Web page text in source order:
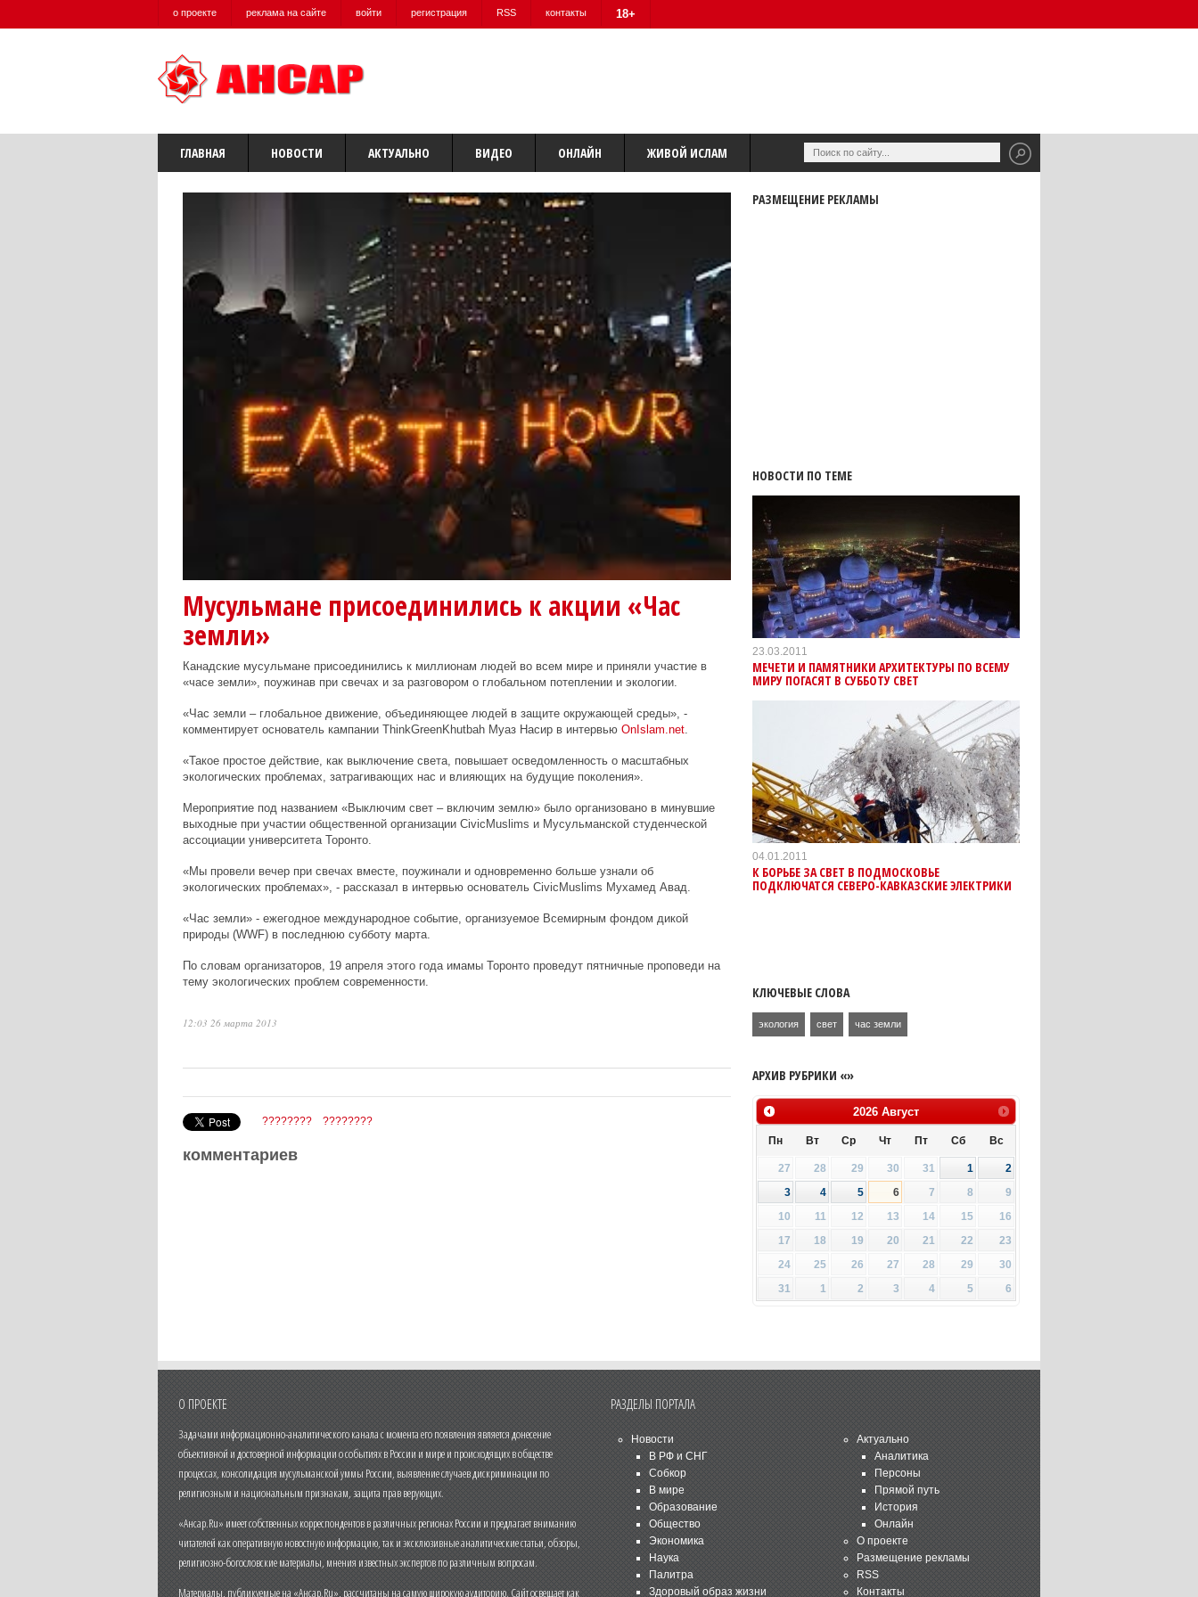
о проекте реклама на сайте войти регистрация RSS контакты 18+
ГЛАВНАЯ НОВОСТИ АКТУАЛЬНО ВИДЕО ОНЛАЙН ЖИВОЙ ИСЛАМ
Мусульмане присоединились к акции «Час
земли»
Канадские мусульмане присоединились к миллионам людей во всем мире и приняли участие в
«часе земли», поужинав при свечах и за разговором о глобальном потеплении и экологии.
«Час земли – глобальное движение, объединяющее людей в защите окружающей среды», -
комментирует основатель кампании ThinkGreenKhutbahМуаз Насир в интервью OnIslam net.
«Такое простое действие, как выключение света, повышает осведомленность о масштабных
экологических проблемах, затрагивающих нас и влияющих на будущие поколения».
Мероприятие под названием «Выключим свет – включим землю» было организовано в минувшие
выходные при участии общественной организации CivicMuslims и Мусульманской студенческой
ассоциации университета Торонто.
«Мы провели вечер при свечах вместе, поужинали и одновременно больше узнали об
экологических проблемах», - рассказал в интервью основатель CivicMuslims Мухамед Авад.
«Час земли» - ежегодное международное событие, организуемое Всемирным фондом дикой
природы (WWF) в последнюю субботу марта.
По словам организаторов, 19 апреля этого года имамы Торонто проведут пятничные проповеди на
тему экологических проблем современности.
12:03 26 марта 2013
???????? ????????
комментариев
РАЗМЕЩЕНИЕ РЕКЛАМЫ
НОВОСТИ ПО ТЕМЕ
23.03.2011
МЕЧЕТИ И ПАМЯТНИКИ АРХИТЕКТУРЫ ПО ВСЕМУ
МИРУ ПОГАСЯТ В СУББОТУ СВЕТ
04.01.2011
К БОРЬБЕ ЗА СВЕТ В ПОДМОСКОВЬЕ
ПОДКЛЮЧАТСЯ СЕВЕРО-КАВКАЗСКИЕ ЭЛЕКТРИКИ
КЛЮЧЕВЫЕ СЛОВА
экология свет час земли
АРХИВ РУБРИКИ «»
2026 Август
Пн Вт Ср Чт Пт Сб Вс
27 28 29 30 31 1
2
3
4 5 6 7 8
9
10
11 12 13 14 15
16
17
18 19 20 21 22
23
24
25 26 27 28 29
30
31
1 2 3 4 5 6
О ПРОЕКТЕ
Задачами информационно-аналитического канала с момента его появления является донесение
объективной и достоверной информации о событиях в России и мире и происходящих в обществе
процессах, консолидация мусульманской уммы России, выявление случаев дискриминации по
религиозным и национальным признакам, защита прав верующих.
«Ансар.Ru» имеет собственных корреспондентов в различных регионах России и предлагает вниманию
читателей как оперативную новостную информацию, так и эксклюзивные аналитические статьи, обзоры,
религиозно-богословские материалы, мнения известных экспертов по различным вопросам.
Материалы, публикуемые на «Ансар.Ru», рассчитаны на самую широкую аудиторию. Сайт освещает как
РАЗДЕЛЫ ПОРТАЛА
Новости
В РФ и СНГ
Собкор
В мире
Образование
Общество
Экономика
Наука
Палитра
Здоровый образ жизни
Актуально
Аналитика
Персоны
Прямой путь
История
Онлайн
О проекте
Размещение рекламы
RSS
Контакты